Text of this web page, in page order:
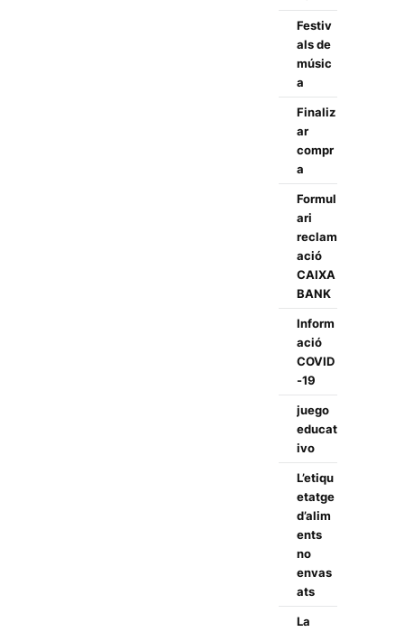
Festiv
als de
músic
a
Finaliz
ar
compr
a
Formul
ari
reclam
ació
CAIXA
BANK
Inform
ació
COVID
-19
juego
educat
ivo
L’etiqu
etatge
d’alim
ents
no
envas
ats
La